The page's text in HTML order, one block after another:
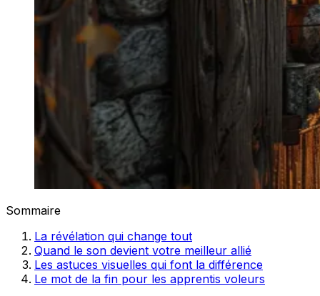
Sommaire
La révélation qui change tout
Quand le son devient votre meilleur allié
Les astuces visuelles qui font la différence
Le mot de la fin pour les apprentis voleurs